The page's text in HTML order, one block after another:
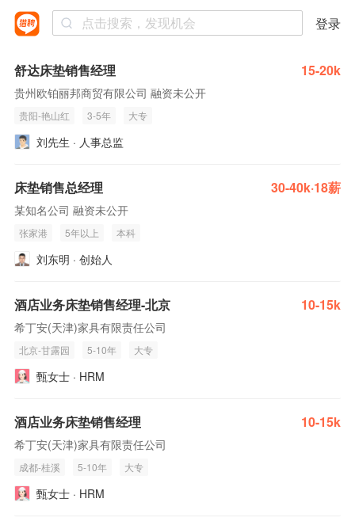
登录
舒达床垫销售经理 15-20k
贵州欧铂丽邦商贸有限公司 融资未公开
贵阳-艳山红 3-5年 大专
刘先生 · 人事总监
床垫销售总经理 30-40k·18薪
某知名公司 融资未公开
张家港 5年以上 本科
刘东明 · 创始人
酒店业务床垫销售经理-北京 10-15k
希丁安(天津)家具有限责任公司
北京-甘露园 5-10年 大专
甄女士 · HRM
酒店业务床垫销售经理 10-15k
希丁安(天津)家具有限责任公司
成都-桂溪 5-10年 大专
甄女士 · HRM